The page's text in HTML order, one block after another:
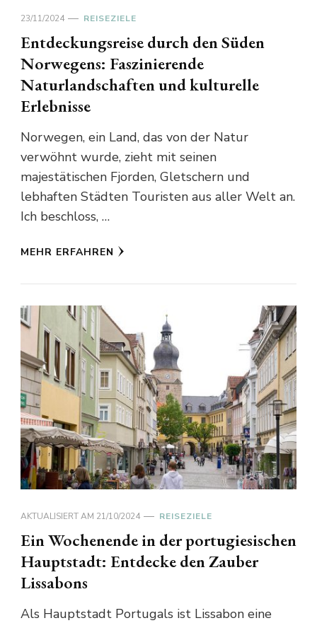
23/11/2024 REISEZIELE
Entdeckungsreise durch den Süden
Norwegens: Faszinierende
Naturlandschaften und kulturelle
Erlebnisse
Norwegen, ein Land, das von der Natur
verwöhnt wurde, zieht mit seinen
majestätischen Fjorden, Gletschern und
lebhaften Städten Touristen aus aller Welt an.
Ich beschloss, …
MEHR ERFAHREN
AKTUALISIERT AM 21/10/2024 REISEZIELE
Ein Wochenende in der portugiesischen
Hauptstadt: Entdecke den Zauber
Lissabons
Als Hauptstadt Portugals ist Lissabon eine